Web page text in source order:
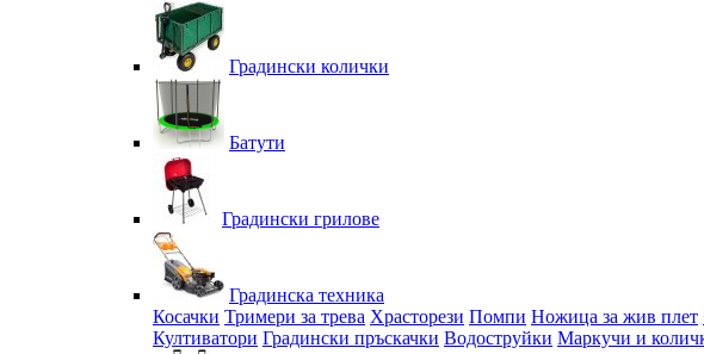
Градински колички
Батути
Градински грилове
Градинска техника
Косачки Тримери за трева Храсторези Помпи Ножица за жив плет
Култиватори Градински пръскачки Водоструйки Маркучи и